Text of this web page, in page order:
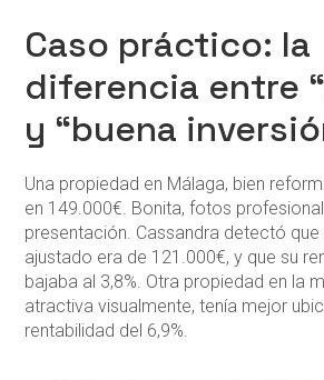
Caso práctico: la
diferencia entre
y “buena
Una propiedad en Málaga, bien
en 149.000€. Bonita, fotos
presentación. Cassandra detectó que
ajustado era de 121.000€, y que su
bajaba al 3,8%. Otra propiedad en la
atractiva visualmente, tenía mejor
rentabilidad del 6,9%.